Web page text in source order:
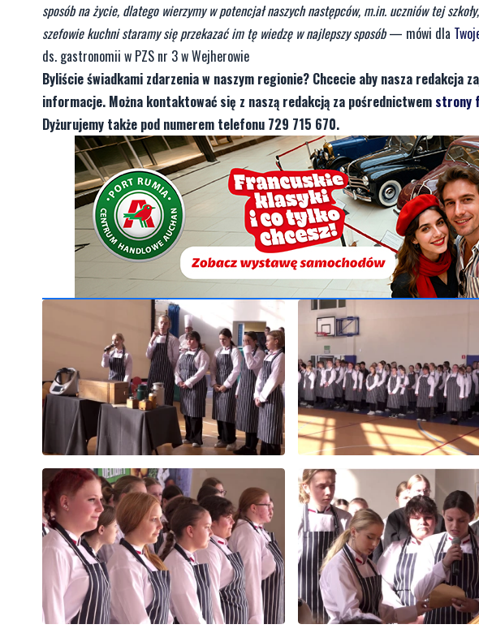
sposób na życie, dlatego wierzymy w potencjał naszych następców, m.in. uczniów tej
szefowie kuchni staramy się przekazać im tę wiedzę w najlepszy sposób— mówi dla
ds. gastronomii w PZS nr 3 w Wejherowie
Byliście świadkami zdarzenia w naszym regionie? Chcecie aby nasza redakcja
informacje. Można kontaktować się z naszą redakcją za pośrednictwem strony
Dyżurujemy także pod numerem telefonu 729 715 670.